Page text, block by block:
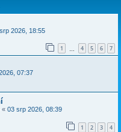
2026, 18:55
1 4 5 6 7
07:37
« 03 srp 2026, 08:39
1 2 3 4